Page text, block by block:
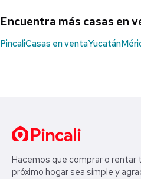
Encuentra más casas en
PincaliCasas en ventaYucatán
Hacemos que comprar o rentar
próximo hogar sea simple y